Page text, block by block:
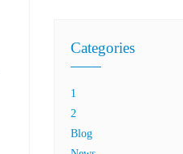
Categories
1
2
Blog